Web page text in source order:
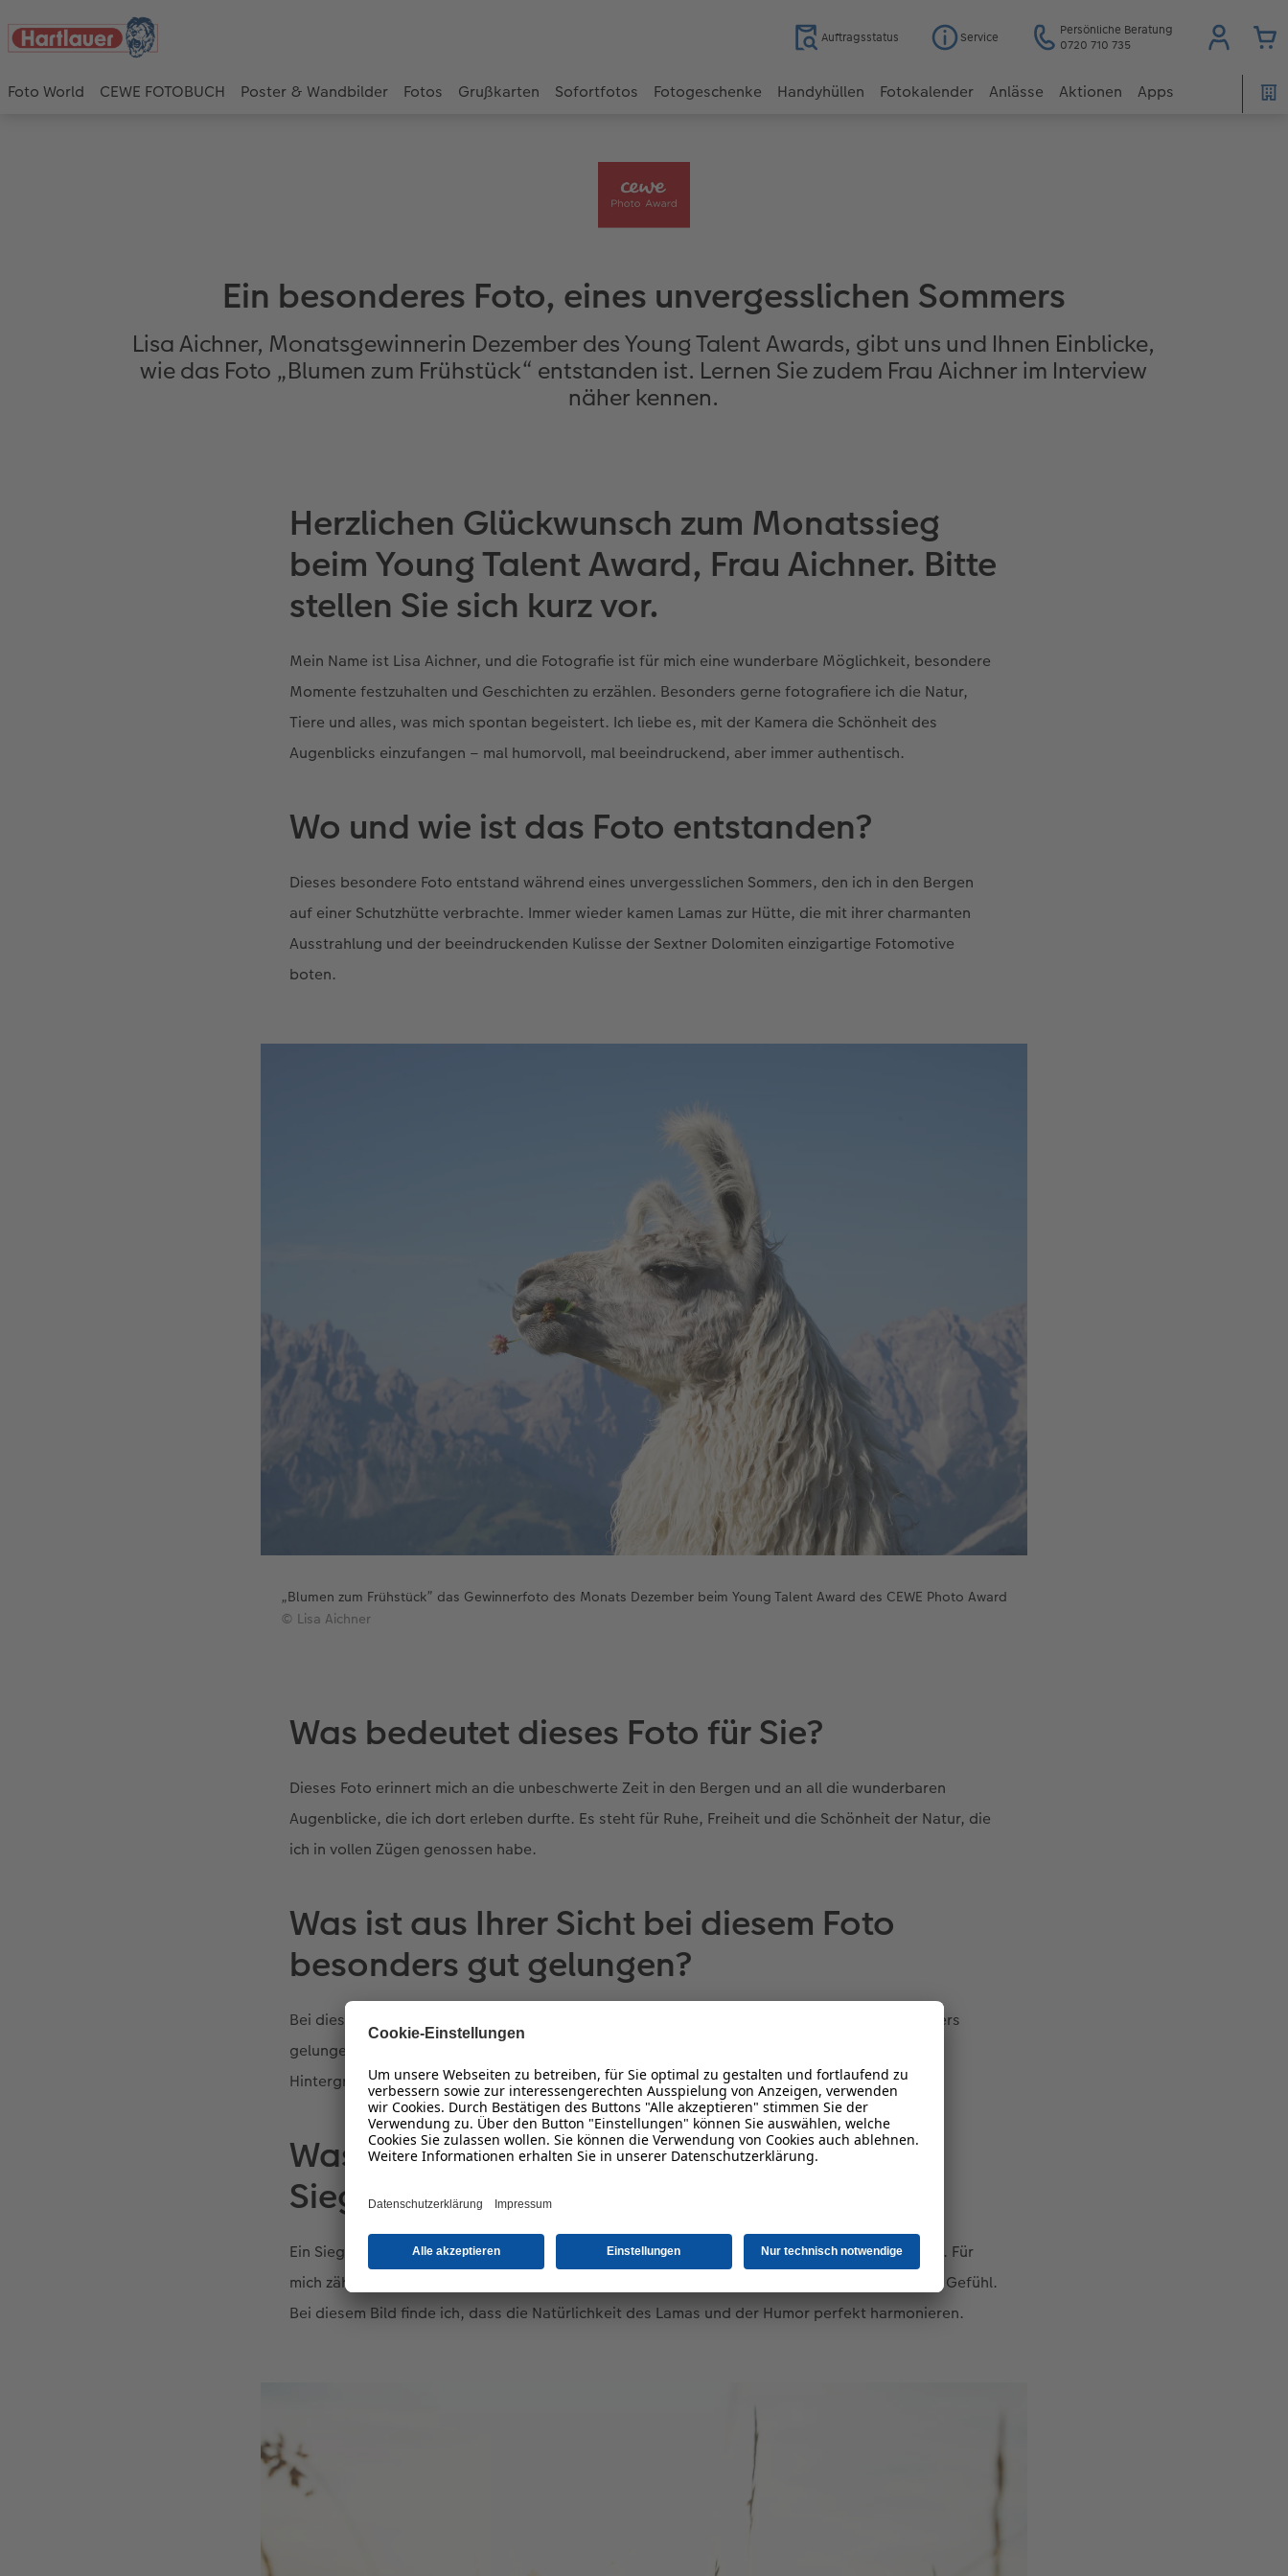
Auftragsstatus Service
Persönliche Beratung
0720 710 735
Foto World CEWE FOTOBUCH Poster & Wandbilder Fotos Grußkarten Sofortfotos Fotogeschenke Handyhüllen Fotokalender Anlässe Aktionen Apps
Ein besonderes Foto, eines unvergesslichen Sommers
Lisa Aichner, Monatsgewinnerin Dezember des Young Talent Awards, gibt uns und Ihnen Einblicke,
wie das Foto „Blumen zum Frühstück“ entstanden ist. Lernen Sie zudem Frau Aichner im Interview
näher kennen.
Herzlichen Glückwunsch zum Monatssieg
beim Young Talent Award, Frau Aichner. Bitte
stellen Sie sich kurz vor.
Mein Name ist Lisa Aichner, und die Fotografie ist für mich eine wunderbare Möglichkeit, besondere
Momente festzuhalten und Geschichten zu erzählen. Besonders gerne fotografiere ich die Natur,
Tiere und alles, was mich spontan begeistert. Ich liebe es, mit der Kamera die Schönheit des
Augenblicks einzufangen – mal humorvoll, mal beeindruckend, aber immer authentisch.
Wo und wie ist das Foto entstanden?
Dieses besondere Foto entstand während eines unvergesslichen Sommers, den ich in den Bergen
auf einer Schutzhütte verbrachte. Immer wieder kamen Lamas zur Hütte, die mit ihrer charmanten
Ausstrahlung und der beeindruckenden Kulisse der Sextner Dolomiten einzigartige Fotomotive
boten.
„Blumen zum Frühstück” das Gewinnerfoto des Monats Dezember beim Young Talent Award des CEWE Photo Award
© Lisa Aichner
Was bedeutet dieses Foto für Sie?
Dieses Foto erinnert mich an die unbeschwerte Zeit in den Bergen und an all die wunderbaren
Augenblicke, die ich dort erleben durfte. Es steht für Ruhe, Freiheit und die Schönheit der Natur, die
ich in vollen Zügen genossen habe.
Was ist aus Ihrer Sicht bei diesem Foto
besonders gut gelungen?
Bei diesem Foto ist die Mischung aus Humor, Natürlichkeit und technischer Präzision besonders
gelungen. Das Lama mit der Blume im Maul wirkt charmant und lebendig, während der klare
Hintergrund mit den Bergen das Motiv perfekt hervorhebt.
Was macht aus Ihrer Sicht ein Foto zum
Siegerfoto?
Ein Siegerfoto muss Emotionen wecken, im Gedächtnis bleiben und eine Geschichte erzählen. Für
mich zählt der Moment, die Originalität des Motivs und die Verbindung zwischen Technik und Gefühl.
Bei diesem Bild finde ich, dass die Natürlichkeit des Lamas und der Humor perfekt harmonieren.